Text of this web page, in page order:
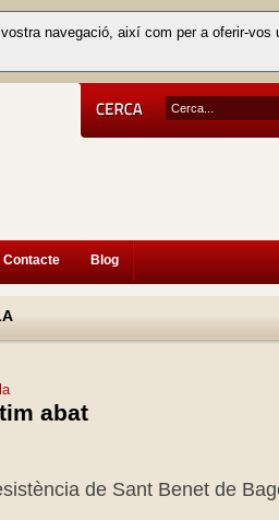
navegació, així com per a oferir-
Contacte Blog
abat
de Sant Benet de